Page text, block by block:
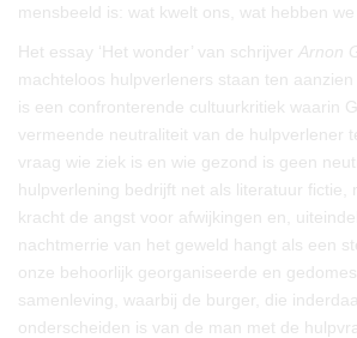
mensbeeld is: wat kwelt ons, wat hebben
Het essay ‘Het wonder’ van schrijver Arnon
machteloos hulpverleners staan ten
is een confronterende cultuurkritiek waarin
vermeende neutraliteit van de hulpverlener
vraag wie ziek is en wie gezond is geen
hulpverlening bedrijft net als literatuur fictie,
kracht de angst voor afwijkingen en,
nachtmerrie van het geweld hangt als een
onze behoorlijk georganiseerde en
samenleving, waarbij de burger, die
onderscheiden is van de man met de